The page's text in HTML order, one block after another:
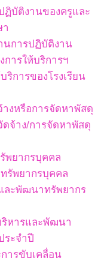
ฏิบัติงานของครูและ
า
นการปฏิบัติงาน
ารให้บริการฯ
ริการของโรงเรียน
งหรือการจัดหาพัสดุ
จ้าง/การจัดหาพัสดุ
พยากรบุคคล
รัพยากรบุคคล
ละพัฒนาทรัพยากร
ริหารและพัฒนา
ระจำปี
ารขับเคลื่อน